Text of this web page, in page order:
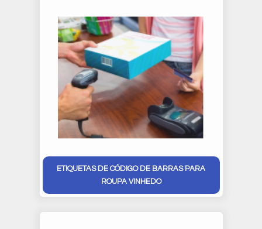
ETIQUETAS DE CÓDIGO DE BARRAS PARA
ROUPA VINHEDO